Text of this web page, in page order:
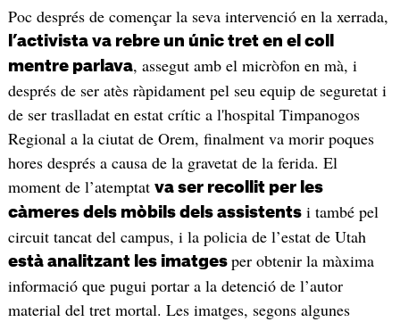
Poc després de començar la seva intervenció en la xerrada,
l’activista va rebre un únic tret en el coll
mentre parlava, assegut amb el micròfon en mà, i
després de ser atès ràpidament pel seu equip de seguretat i
de ser traslladat en estat crític a l'hospital Timpanogos
Regional a la ciutat de Orem, finalment va morir poques
hores després a causa de la gravetat de la ferida. El
moment de l’atemptat va ser recollit per les
càmeres dels mòbils dels assistentsi també pel
circuit tancat del campus, i la policia de l’estat de Utah
està analitzant les imatges per obtenir la màxima
informació que pugui portar a la detenció de l’autor
material del tret mortal. Les imatges, segons algunes